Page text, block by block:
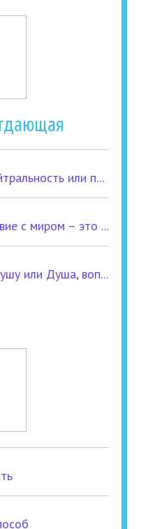
или п...
с миром – это ...
или Душа, воп...